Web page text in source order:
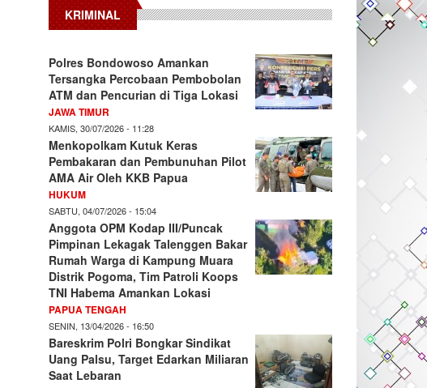
KRIMINAL
Polres Bondowoso Amankan
Tersangka Percobaan Pembobolan
ATM dan Pencurian di Tiga Lokasi
JAWA TIMUR
KAMIS, 30/07/2026 - 11:28
Menkopolkam Kutuk Keras
Pembakaran dan Pembunuhan Pilot
AMA Air Oleh KKB Papua
HUKUM
SABTU, 04/07/2026 - 15:04
Anggota OPM Kodap III/Puncak
Pimpinan Lekagak Talenggen Bakar
Rumah Warga di Kampung Muara
Distrik Pogoma, Tim Patroli Koops
TNI Habema Amankan Lokasi
PAPUA TENGAH
SENIN, 13/04/2026 - 16:50
Bareskrim Polri Bongkar Sindikat
Uang Palsu, Target Edarkan Miliaran
Saat Lebaran